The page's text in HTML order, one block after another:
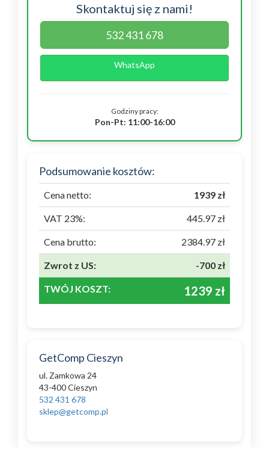
Skontaktuj się z nami!
532 431 678
WhatsApp
Godziny pracy:
Pon-Pt: 11:00-16:00
Podsumowanie kosztów:
Cena netto: 1939 zł
VAT 23%: 445.97 zł
Cena brutto: 2384.97 zł
Zwrot z US: -700 zł
TWÓJ KOSZT: 1239 zł
GetComp Cieszyn
ul. Zamkowa 24
43-400 Cieszyn
532 431 678
sklep@getcomp.pl